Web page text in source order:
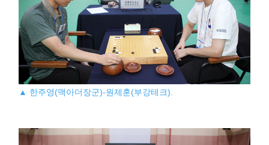
▲ 한주영(맥아더장군)-원제훈(부강테크).